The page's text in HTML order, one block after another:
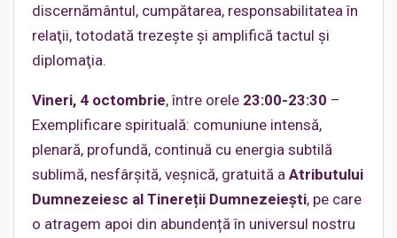
discernământul, cumpătarea, responsabilitatea în
relaţii, totodată trezeşte şi amplifică tactul şi
diplomaţia.
Vineri, 4 octombrie, între orele 23:00-23:30 –
Exemplificare spirituală: comuniune intensă,
plenară, profundă, continuă cu energia subtilă
sublimă, nesfârșită, veșnică, gratuită a Atributului
Dumnezeiesc al Tinereții Dumnezeiești, pe care
o atragem apoi din abundență în universul nostru